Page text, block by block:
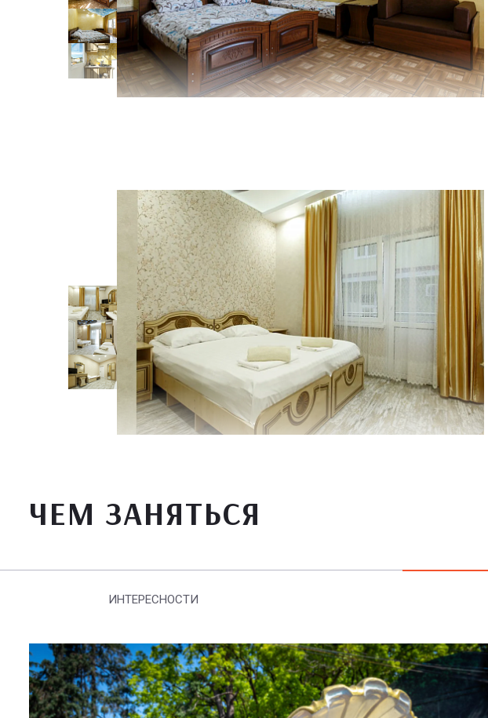
ЧЕМ ЗАНЯТЬСЯ
ИНТЕРЕСНОСТИ